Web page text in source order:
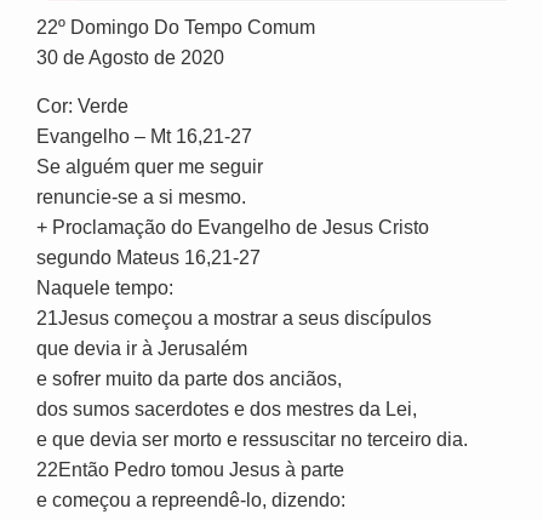
22º Domingo Do Tempo Comum
30 de Agosto de 2020
Cor: Verde
Evangelho – Mt 16,21-27
Se alguém quer me seguir
renuncie-se a si mesmo.
+ Proclamação do Evangelho de Jesus Cristo
segundo Mateus 16,21-27
Naquele tempo:
21Jesus começou a mostrar a seus discípulos
que devia ir à Jerusalém
e sofrer muito da parte dos anciãos,
dos sumos sacerdotes e dos mestres da Lei,
e que devia ser morto e ressuscitar no terceiro dia.
22Então Pedro tomou Jesus à parte
e começou a repreendê-lo, dizendo: